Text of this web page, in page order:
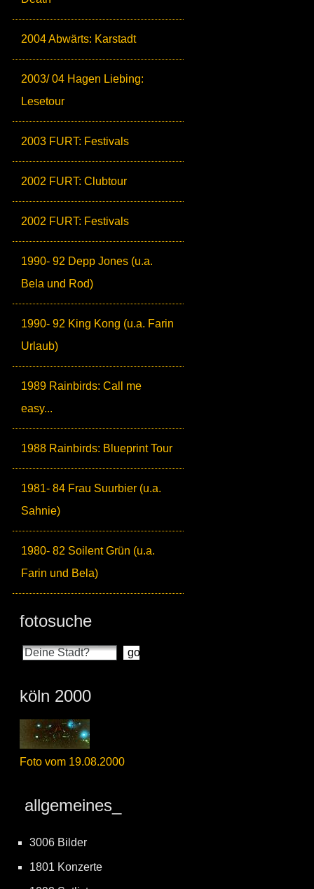
2004 Abwärts: Karstadt
2003/ 04 Hagen Liebing:
Lesetour
2003 FURT: Festivals
2002 FURT: Clubtour
2002 FURT: Festivals
1990- 92 Depp Jones (u.a.
Bela und Rod)
1990- 92 King Kong (u.a. Farin
Urlaub)
1989 Rainbirds: Call me
easy...
1988 Rainbirds: Blueprint Tour
1981- 84 Frau Suurbier (u.a.
Sahnie)
1980- 82 Soilent Grün (u.a.
Farin und Bela)
fotosuche
köln 2000
Foto vom 19.08.2000
allgemeines_
3006 Bilder
1801 Konzerte